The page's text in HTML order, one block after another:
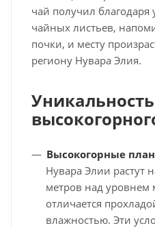
чай получил
чайных листьев,
почки, и месту
региону Нувара Элия.
Уникальность
Высокогорные
Нувара Элии растут
метров над уровнем
отличается
влажностью. Эти